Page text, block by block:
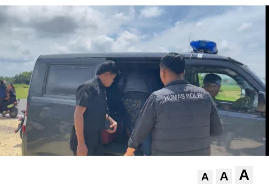
A A A